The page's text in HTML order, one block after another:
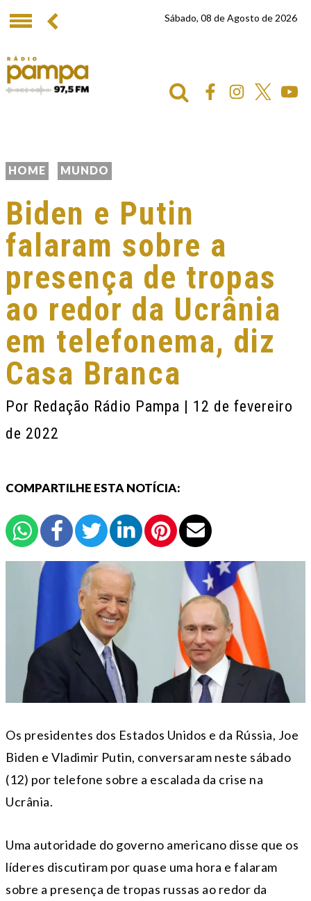
Sábado, 08 de Agosto de 2026
HOME MUNDO
Biden e Putin
falaram sobre a
presença de tropas
ao redor da Ucrânia
em telefonema, diz
Casa Branca
Por Redação Rádio Pampa | 12 de fevereiro
de 2022
COMPARTILHE ESTA NOTÍCIA:
Os presidentes dos Estados Unidos e da Rússia, Joe
Biden e Vladimir Putin, conversaram neste sábado
(12) por telefone sobre a escalada da crise na
Ucrânia.
Uma autoridade do governo americano disse que os
líderes discutiram por quase uma hora e falaram
sobre a presença de tropas russas ao redor da